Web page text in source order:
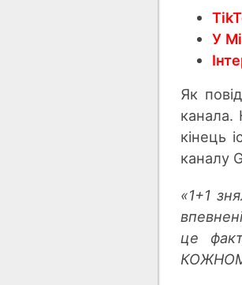
У
Як
канала.
кінець
каналу
«1+1
це